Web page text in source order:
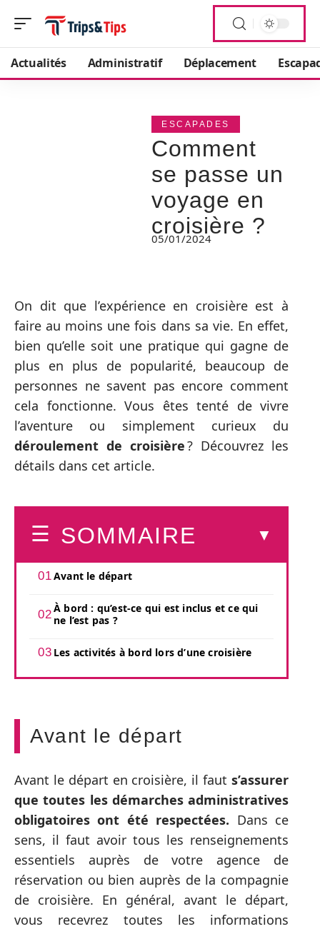
Actualités Administratif Déplacement
ESCAPADES
Comment
se passe un
voyage en
croisière ?
05/01/2024
On dit que l’expérience en croisière est à
faire au moins une fois dans sa vie. En effet,
bien qu’elle soit une pratique qui gagne de
plus en plus de popularité, beaucoup de
personnes ne savent pas encore comment
cela fonctionne. Vous êtes tenté de vivre
l’aventure ou simplement curieux du
déroulement de croisière? Découvrez les
détails dans cet article.
SOMMAIRE
Avant le départ
À bord : qu’est-ce qui est inclus et ce qui
ne l’est pas ?
Les activités à bord lors d’une croisière
Avant le départ
Avant le départ en croisière, il faut s’assurer
que toutes les démarches administratives
obligatoires ont été respectées. Dans ce
sens, il faut avoir tous les renseignements
essentiels auprès de votre agence de
réservation ou bien auprès de la compagnie
de croisière. En général, avant le départ,
vous recevrez toutes les informations